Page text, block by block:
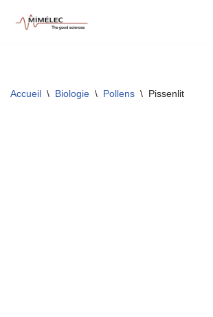
Accueil \ Biologie \ Pollens \ Pissenlit